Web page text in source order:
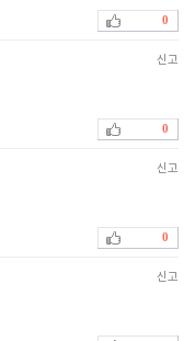
0
신고
0
신고
0
신고